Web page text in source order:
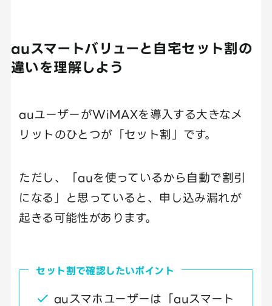
auスマートバリューと自宅セット割の
違いを理解しよう
auユーザーがWiMAXを導入する大きなメ
リットのひとつが「セット割」です。
ただし、「auを使っているから自動で割引
になる」と思っていると、申し込み漏れが
起きる可能性があります。
セット割で確認したいポイント
auスマホユーザーは「auスマート